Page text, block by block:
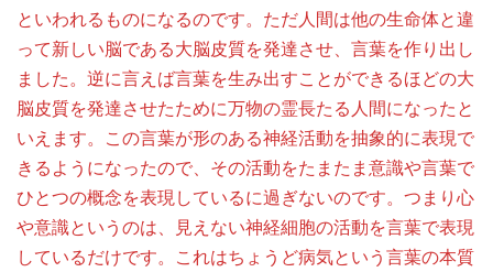
といわれるものになるのです。ただ人間は他の生命体と違
って新しい脳である大脳皮質を発達させ、言葉を作り出し
ました。逆に言えば言葉を生み出すことができるほどの大
脳皮質を発達させたために万物の霊長たる人間になったと
いえます。この言葉が形のある神経活動を抽象的に表現で
きるようになったので、その活動をたまたま意識や言葉で
ひとつの概念を表現しているに過ぎないのです。つまり心
や意識というのは、見えない神経細胞の活動を言葉で表現
しているだけです。これはちょうど病気という言葉の本質